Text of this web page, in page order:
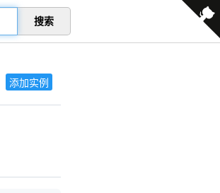
搜索
添加实例